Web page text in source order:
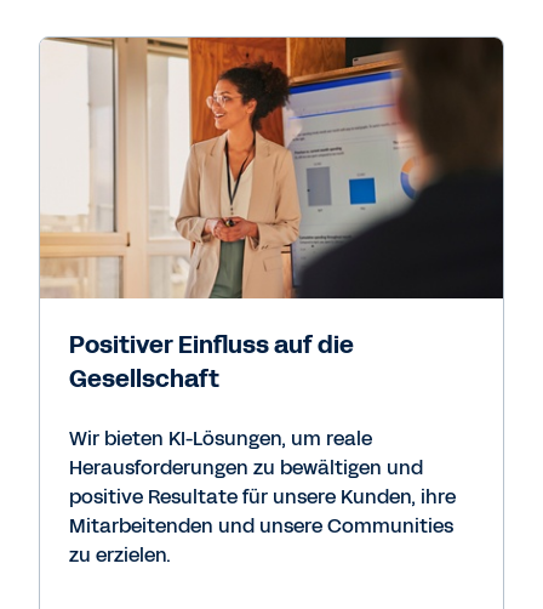
Positiver Einfluss auf die
Gesellschaft
Wir bieten KI-Lösungen, um reale
Herausforderungen zu bewältigen und
positive Resultate für unsere Kunden, ihre
Mitarbeitenden und unsere Communities
zu erzielen.